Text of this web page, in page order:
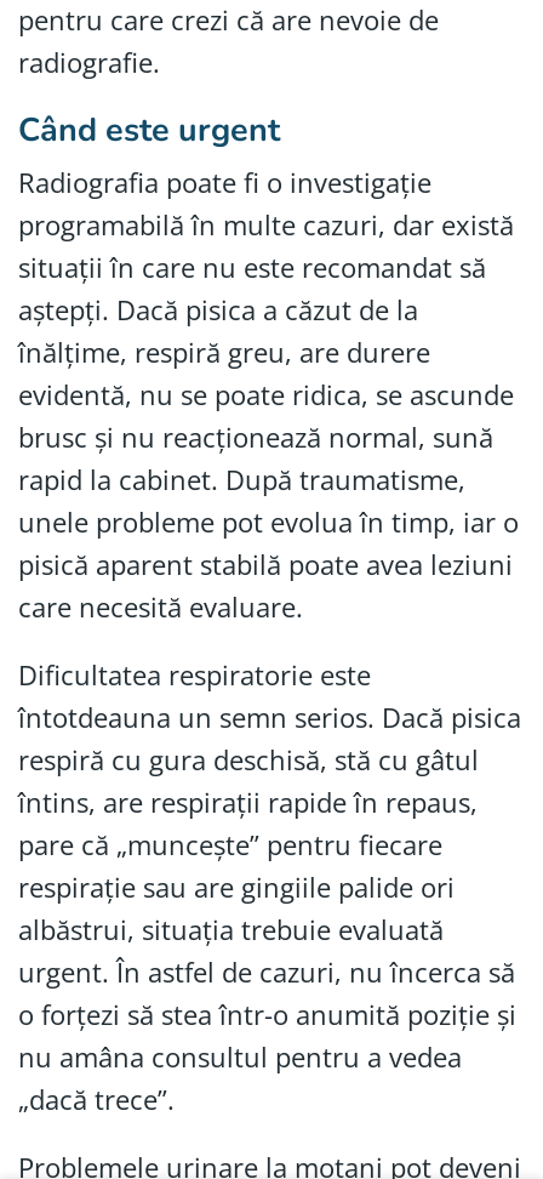
pentru care crezi că are nevoie de
radiografie.
Când este urgent
Radiografia poate fi o investigație
programabilă în multe cazuri, dar există
situații în care nu este recomandat să
aștepți. Dacă pisica a căzut de la
înălțime, respiră greu, are durere
evidentă, nu se poate ridica, se ascunde
brusc și nu reacționează normal, sună
rapid la cabinet. După traumatisme,
unele probleme pot evolua în timp, iar o
pisică aparent stabilă poate avea leziuni
care necesită evaluare.
Dificultatea respiratorie este
întotdeauna un semn serios. Dacă pisica
respiră cu gura deschisă, stă cu gâtul
întins, are respirații rapide în repaus,
pare că „muncește” pentru fiecare
respirație sau are gingiile palide ori
albăstrui, situația trebuie evaluată
urgent. În astfel de cazuri, nu încerca să
o forțezi să stea într-o anumită poziție și
nu amâna consultul pentru a vedea
„dacă trece”.
Problemele urinare la motani pot deveni